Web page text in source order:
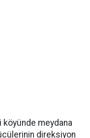
köyünde meydana
direksiyon